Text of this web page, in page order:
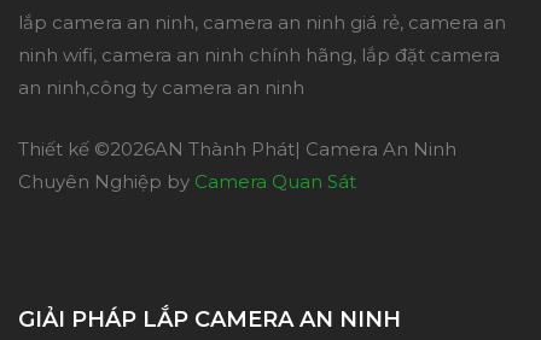
lắp camera an ninh, camera an ninh giá rẻ, camera an
ninh wifi, camera an ninh chính hãng, lắp đặt camera
an ninh,công ty camera an ninh
Thiết kế ©2026AN Thành Phát| Camera An Ninh
Chuyên Nghiệp by Camera Quan Sát
GIẢI PHÁP LẮP CAMERA AN NINH